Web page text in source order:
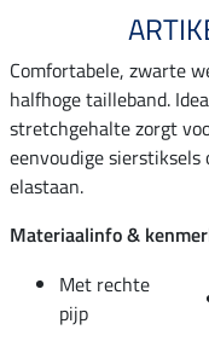
Comfortabele, zwarte
halfhoge tailleband.
stretchgehalte zorgt
eenvoudige sierstiksels
elastaan.
Materiaalinfo &
Met rechte
pijp